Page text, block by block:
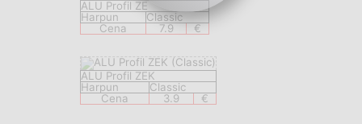
ALU Profil ZE
Harpun
Classic
Cena
7.9 €
ALU Profil ZEK
Harpun
Classic
Cena
3.9 €